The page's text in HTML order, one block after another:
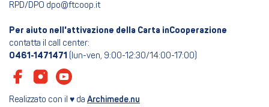
RPD/DPO dpo@ftcoop.it
Per aiuto nell'attivazione della Carta inCooperazione
contatta il call center:
0461-1471471 (lun-ven, 9:00-12:30/14:00-17:00)
Realizzato con il ♥ da Archimede.nu